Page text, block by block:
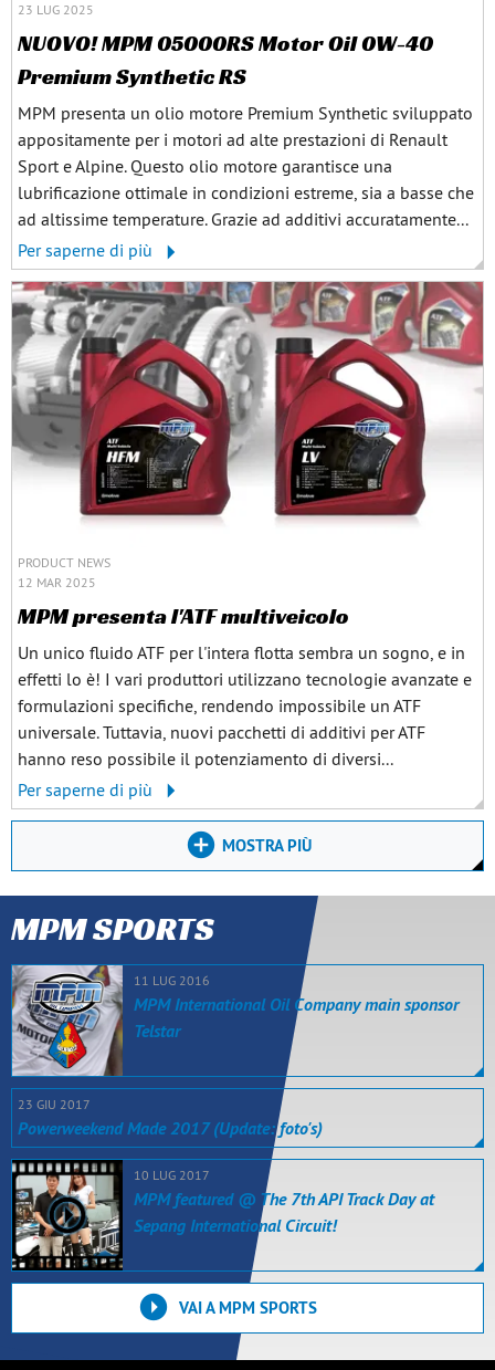
23 LUG 2025
NUOVO! MPM 05000RS Motor Oil 0W-40
Premium Synthetic RS
MPM presenta un olio motore Premium Synthetic sviluppato
appositamente per i motori ad alte prestazioni di Renault
Sport e Alpine. Questo olio motore garantisce una
lubrificazione ottimale in condizioni estreme, sia a basse che
ad altissime temperature. Grazie ad additivi accuratamente...
Per saperne di più
PRODUCT NEWS
12 MAR 2025
MPM presenta l'ATF multiveicolo
Un unico fluido ATF per l'intera flotta sembra un sogno, e in
effetti lo è! I vari produttori utilizzano tecnologie avanzate e
formulazioni specifiche, rendendo impossibile un ATF
universale. Tuttavia, nuovi pacchetti di additivi per ATF
hanno reso possibile il potenziamento di diversi...
Per saperne di più
MOSTRA PIÙ
MPM SPORTS
11 LUG 2016
MPM International Oil Company main sponsor
Telstar
23 GIU 2017
Powerweekend Made 2017 (Update: foto's)
10 LUG 2017
MPM featured @ The 7th API Track Day at
Sepang International Circuit!
VAI A MPM SPORTS